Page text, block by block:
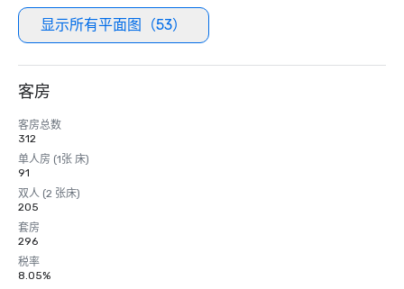
显示所有平面图（53）
客房
客房总数
312
单人房 (1张 床)
91
双人 (2 张床)
205
套房
296
税率
8.05%